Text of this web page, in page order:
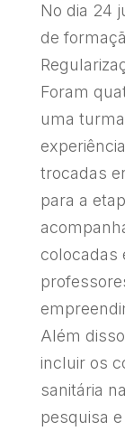
No dia 24
de
Foram
uma
trocadas
para a
colocadas
Além
incluir os
sanitária
pesquisa